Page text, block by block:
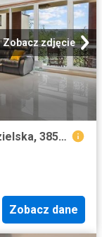
Zobacz zdjęcie
Mieszkanie do wynajęcia, Gliwice Kozielska, 3850 PLN, 104,45 m2, domy 520015
Zobacz dane